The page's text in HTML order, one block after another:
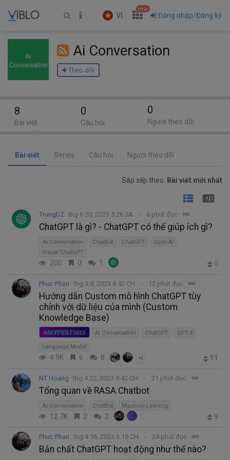
VI
new
Đăng nhập/Đăng ký
Ai Conversation
Theo dõi
Bài viết Series Câu hỏi Người theo dõi
Sắp xếp theo: Bài viết mới nhất
TrungDZ thg 6 20, 2023 5:26 SA 6 phút đọc
ChatGPT là gì? - ChatGPT có thể giúp ích gì?
Ai Conversation ChatBot ChatGPT
OpenAI
Visual ChatGPT
200 0 1 0
Phuc Phan thg 5 8, 2023 8:42 CH 12 phút đọc
Hướng dẫn Custom mô hình ChatGPT tùy
chỉnh với dữ liệu của mình (Custom
Knowledge Base)
MAYFEST2023 Ai Conversation ChatGPT GPT-3
Language Model
4.9K 6 8 +3 11
NT Hoàng thg 4 22, 2023 9:42 CH 21 phút đọc
Tổng quan về RASA Chatbot
Ai Conversation ChatBot Machine Leaning
12.7K 2 2 9
Phuc Phan thg 4 16, 2023 6:19 CH 24 phút đọc
Bản chất ChatGPT hoạt động như thế nào?
8
Bài viết
0
Câu hỏi
0
Người theo dõi